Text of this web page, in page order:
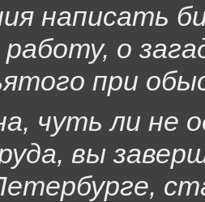
написать
работу, о
при
чуть ли не
вы